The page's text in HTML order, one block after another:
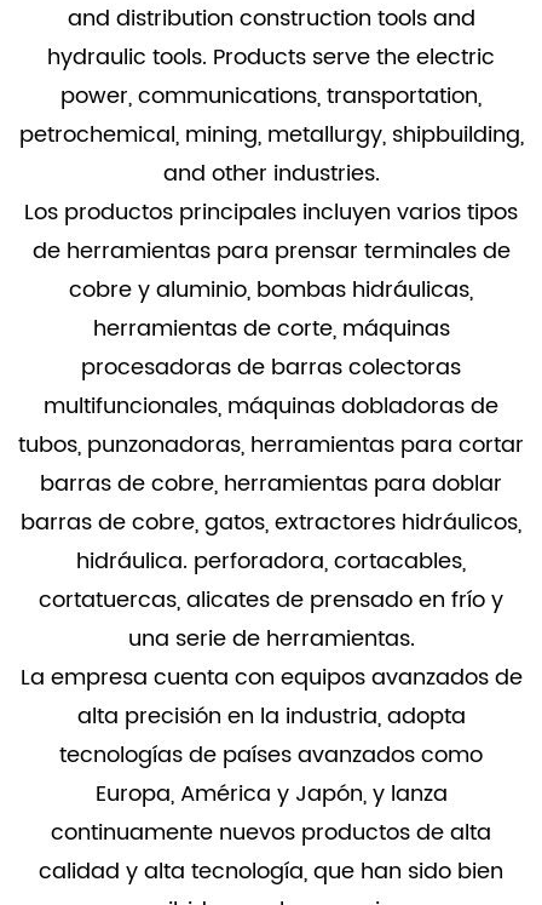
and distribution construction tools and
hydraulic tools. Products serve the electric
power, communications, transportation,
petrochemical, mining, metallurgy, shipbuilding,
and other industries.
Los productos principales incluyen varios tipos
de herramientas para prensar terminales de
cobre y aluminio, bombas hidráulicas,
herramientas de corte, máquinas
procesadoras de barras colectoras
multifuncionales, máquinas dobladoras de
tubos, punzonadoras, herramientas para cortar
barras de cobre, herramientas para doblar
barras de cobre, gatos, extractores hidráulicos,
hidráulica. perforadora, cortacables,
cortatuercas, alicates de prensado en frío y
una serie de herramientas.
La empresa cuenta con equipos avanzados de
alta precisión en la industria, adopta
tecnologías de países avanzados como
Europa, América y Japón, y lanza
continuamente nuevos productos de alta
calidad y alta tecnología, que han sido bien